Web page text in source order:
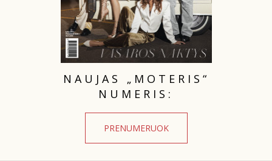
NAUJAS „MOTERIS“
NUMERIS:
PRENUMERUOK